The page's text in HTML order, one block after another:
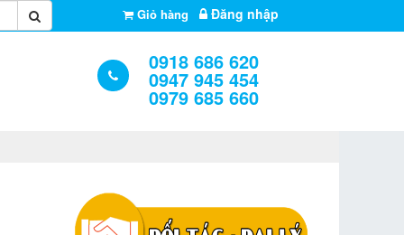
Giỏ hàng Đăng nhập
0918 686 620
0947 945 454
0979 685 660